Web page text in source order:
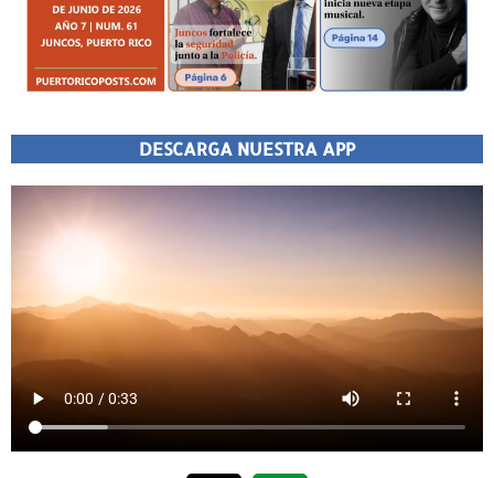
DESCARGA NUESTRA APP